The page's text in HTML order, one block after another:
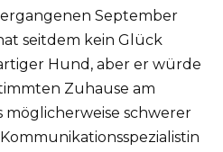
September
seitdem kein Glück
Hund, aber er würde
Zuhause am
möglicherweise schwerer